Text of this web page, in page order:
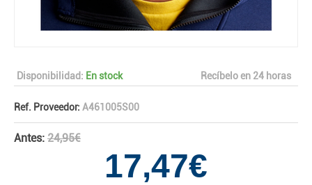
Disponibilidad: En stock Recíbelo en 24 horas
Ref. Proveedor: A461005S00
Antes: 24,95€
17,47€